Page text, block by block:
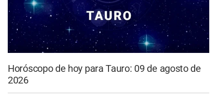
Horóscopo de hoy para Tauro: 09 de agosto de
2026